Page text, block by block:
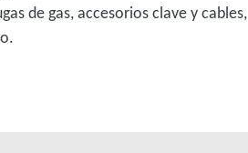
de gas, accesorios clave y cables,